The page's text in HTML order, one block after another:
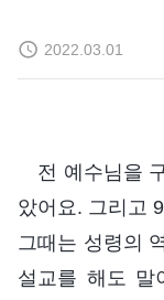
2022.03.01
전 예수님을
았어요. 그리고
그때는 성령의
설교를 해도 말